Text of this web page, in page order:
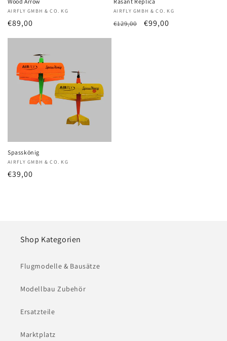
Anbieter:
AIRFLY GMBH & CO. KG
Normaler
€89,00
Anbieter:
AIRFLY GMBH & CO. KG
Normaler
€129,00 Verkaufspreis
€99,00
Spasskönig
Anbieter:
AIRFLY GMBH & CO. KG
Normaler
€39,00
Shop Kategorien
Flugmodelle & Bausätze
Modellbau Zubehör
Ersatzteile
Marktplatz